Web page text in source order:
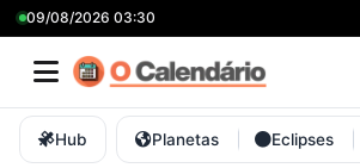
09/08/2026 03:30
Hub Planetas Eclipses